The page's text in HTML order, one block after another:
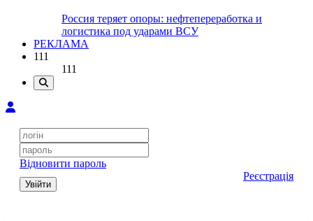
Россия теряет опоры: нефтепереработка и
логистика под ударами ВСУ
РЕКЛАМА
111
111
Відновити пароль
Увійти
Реєстрація